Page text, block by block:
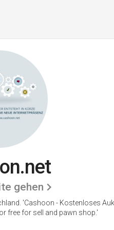
gehen
'Cashoon - Kostenloses
free for sell and pawn shop.'